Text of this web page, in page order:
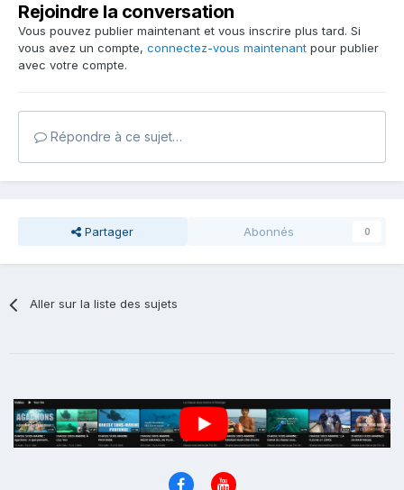
Rejoindre la conversation
Vous pouvez publier maintenant et vous inscrire plus tard. Si
vous avez un compte, connectez-vous maintenant pour publier
avec votre compte.
Répondre à ce sujet…
Partager Abonnés 0
Aller sur la liste des sujets